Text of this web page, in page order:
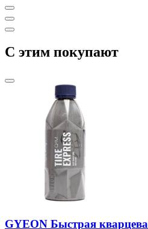
C этим покупают
GYEON Быстрая